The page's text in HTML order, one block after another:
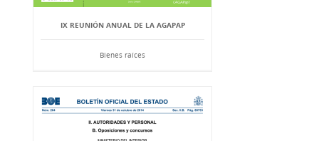
IX REUNIÓN ANUAL DE LA AGAPAP
Bienes raíces